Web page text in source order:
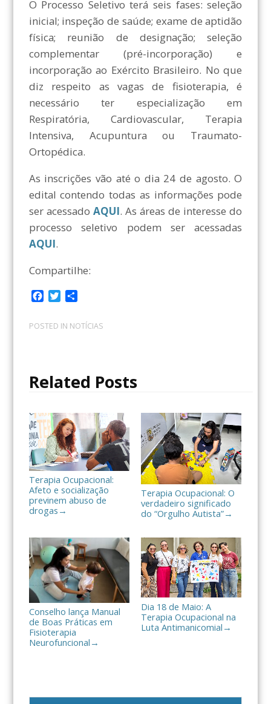
O Processo Seletivo terá seis fases: seleção
inicial; inspeção de saúde; exame de aptidão
física; reunião de designação; seleção
complementar (pré-incorporação) e
incorporação ao Exército Brasileiro. No que
diz respeito as vagas de fisioterapia, é
necessário ter especialização em
Respiratória, Cardiovascular, Terapia
Intensiva, Acupuntura ou Traumato-
Ortopédica.
As inscrições vão até o dia 24 de agosto. O
edital contendo todas as informações pode
ser acessado AQUI. As áreas de interesse do
processo seletivo podem ser acessadas
AQUI.
Compartilhe:
c
e
k
i
t
m
p
i
a
r
POSTED IN NOTÍCIAS
Related Posts
Terapia Ocupacional:
Afeto e socialização
previnem abuso de
drogas →
Terapia Ocupacional: O
verdadeiro significado
do “Orgulho Autista”→
Conselho lança Manual
de Boas Práticas em
Fisioterapia
Neurofuncional →
Dia 18 de Maio: A
Terapia Ocupacional na
Luta Antimanicomial →